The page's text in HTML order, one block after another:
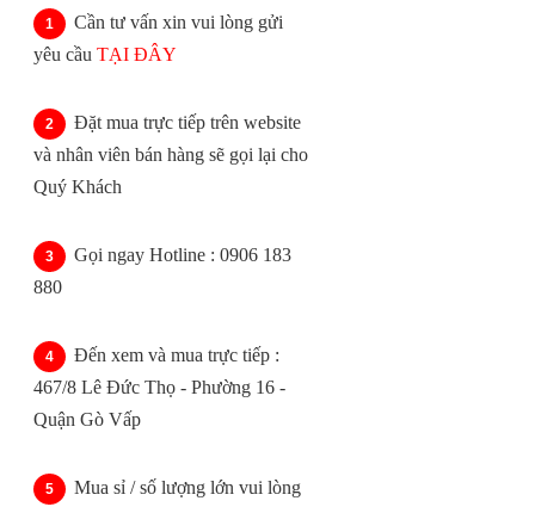
Cần tư vấn xin vui lòng gửi
yêu cầu TẠI ĐÂY
Đặt mua trực tiếp trên website
và nhân viên bán hàng sẽ gọi lại cho
Quý Khách
Gọi ngay Hotline : 0906 183
880
Đến xem và mua trực tiếp :
467/8 Lê Đức Thọ - Phường 16 -
Quận Gò Vấp
Mua sỉ / số lượng lớn vui lòng